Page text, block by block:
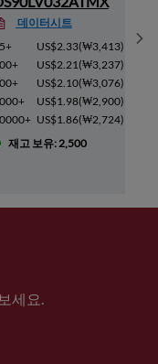
데이터시트
US$2.33(₩3,413)
US$2.21(₩3,237)
US$2.10(₩3,076)
US$1.98(₩2,900)
US$1.86(₩2,724)
재고 보유: 2,500
세요.